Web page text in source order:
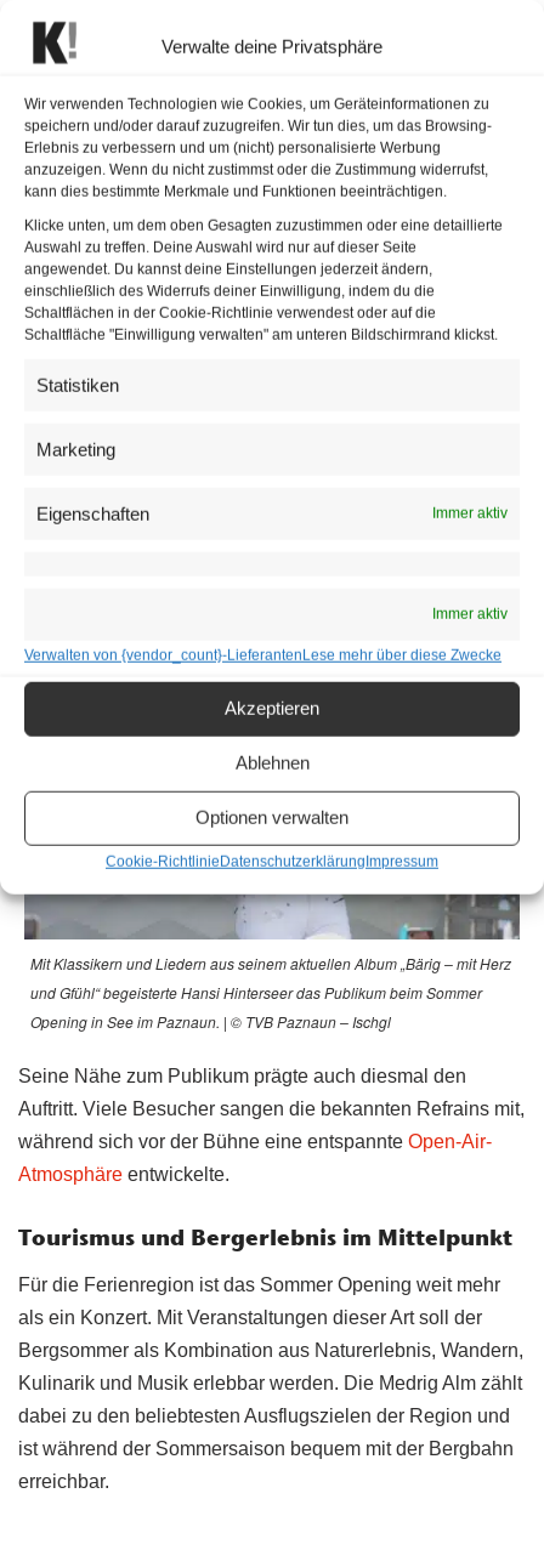
Verwalte deine Privatsphäre
Wir verwenden Technologien wie Cookies, um Geräteinformationen zu
speichern und/oder darauf zuzugreifen. Wir tun dies, um das Browsing-
Erlebnis zu verbessern und um (nicht) personalisierte Werbung
anzuzeigen. Wenn du nicht zustimmst oder die Zustimmung widerrufst,
kann dies bestimmte Merkmale und Funktionen beeinträchtigen.
Klicke unten, um dem oben Gesagten zuzustimmen oder eine detaillierte
Auswahl zu treffen. Deine Auswahl wird nur auf dieser Seite
angewendet. Du kannst deine Einstellungen jederzeit ändern,
einschließlich des Widerrufs deiner Einwilligung, indem du die
Schaltflächen in der Cookie-Richtlinie verwendest oder auf die
Schaltfläche "Einwilligung verwalten" am unteren Bildschirmrand klickst.
Statistiken
Marketing
Eigenschaften Immer aktiv
Immer aktiv
Verwalten von {vendor_count}-LieferantenLese mehr über diese Zwecke
Akzeptieren
Ablehnen
Optionen verwalten
Cookie-RichtlinieDatenschutzerklärungImpressum
Hinterseer präsentierte eine Mischung aus langjährigen
Publikumslieblingen und neuen Schlagern seines
aktuellen Albums „Bärig – mit Herz und Gfühl“, das erst vor
wenigen Tagen erschienen ist. Auf der Setlist standen
unter anderem „Amore Mio“, „I sitz auf en Stoa“ und „Tiroler
Berge“. Die neuen Lieder greifen jene Themen auf, für die
der ehemalige Skirennläufer seit Jahren steht: Heimat,
Natur und das Leben in den Bergen.
Mit Klassikern und Liedern aus seinem aktuellen Album „Bärig – mit Herz
und Gfühl“ begeisterte Hansi Hinterseer das Publikum beim Sommer
Opening in See im Paznaun. | © TVB Paznaun – Ischgl
Seine Nähe zum Publikum prägte auch diesmal den
Auftritt. Viele Besucher sangen die bekannten Refrains mit,
während sich vor der Bühne eine entspannte Open-Air-
Atmosphäre entwickelte.
Tourismus und Bergerlebnis im Mittelpunkt
Für die Ferienregion ist das Sommer Opening weit mehr
als ein Konzert. Mit Veranstaltungen dieser Art soll der
Bergsommer als Kombination aus Naturerlebnis, Wandern,
Kulinarik und Musik erlebbar werden. Die Medrig Alm zählt
dabei zu den beliebtesten Ausflugszielen der Region und
ist während der Sommersaison bequem mit der Bergbahn
erreichbar.